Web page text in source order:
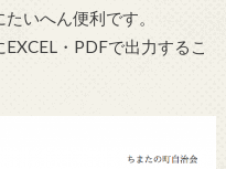
いへん便利です。
・PDFで出力するこ